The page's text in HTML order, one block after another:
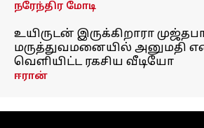
நரேந்திர மோடி
உயிருடன் இருக்கிறாரா
மருத்துவமனையில் அனுமதி
வெளியிட்ட ரகசிய வீடியோ
ஈரான்